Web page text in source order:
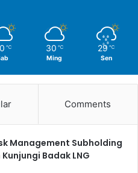
℃ 30 ℃
Ming
29 ℃
Sen
Comments
Management Subholding
Badak LNG